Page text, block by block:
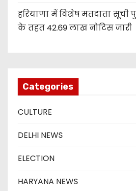
हरियाणा में विशेष मतदाता सूची
के तहत 42.69 लाख नोटिस जारी
Categories
CULTURE
DELHI NEWS
ELECTION
HARYANA NEWS